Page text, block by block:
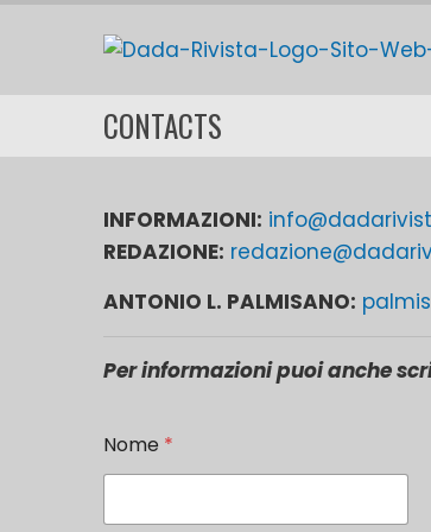
CONTACTS
INFORMAZIONI:
REDAZIONE:
ANTONIO L. PALMISANO:
Per informazioni puoi anche
e
s
a
Nome *